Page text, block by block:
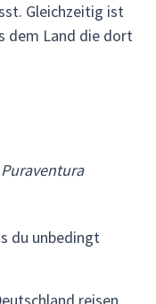
Gleichzeitig ist
dem Land die dort
du unbedingt